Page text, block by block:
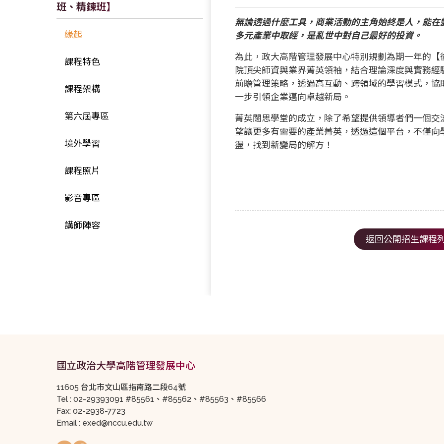
班、精鍊班】
緣起
課程特色
理論啟思ｘ實務築能
今生與未來』工作坊
課程架構
精鍊班
第六屆專區
學長姐分享
境外學習
課程照片
影音專區
講師陣容
無論透過什麼工具，商業活動的主角始終是人，能
多元產業中取經，是亂世中對自己最好的投資。
為此，政大高階管理發展中心特別規劃為期一年的
院頂尖師資與業界菁英領袖，結合理論深度與實務
前瞻管理策略，透過高互動、跨領域的學習模式，
一步引領企業邁向卓越新局。
菁英闊思學堂的成立，除了希望提供領導者們一個
望讓更多有需要的產業菁英，透過這個平台，不僅
盪，找到新變局的解方！
返回公開招生課程
國立政治大學高階管理發展中心
11605 台北市文山區指南路二段64號
Tel : 02-29393091 #85561、#85562、#85563、#85566
Fax: 02-2938-7723
Email : exed@nccu.edu.tw